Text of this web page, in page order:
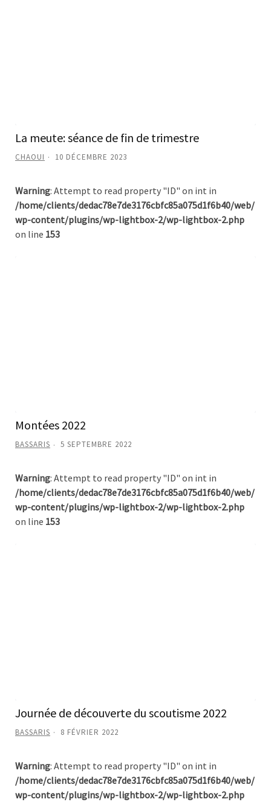
La meute: séance de fin de trimestre
CHAOUI 10 DÉCEMBRE 2023
Warning: Attempt to read property "ID" on int in
/home/clients/dedac78e7de3176cbfc85a075d1f6b40/web/
wp-content/plugins/wp-lightbox-2/wp-lightbox-2.php
on line 153
Montées 2022
BASSARIS 5 SEPTEMBRE 2022
Warning: Attempt to read property "ID" on int in
/home/clients/dedac78e7de3176cbfc85a075d1f6b40/web/
wp-content/plugins/wp-lightbox-2/wp-lightbox-2.php
on line 153
Journée de découverte du scoutisme 2022
BASSARIS 8 FÉVRIER 2022
Warning: Attempt to read property "ID" on int in
/home/clients/dedac78e7de3176cbfc85a075d1f6b40/web/
wp-content/plugins/wp-lightbox-2/wp-lightbox-2.php